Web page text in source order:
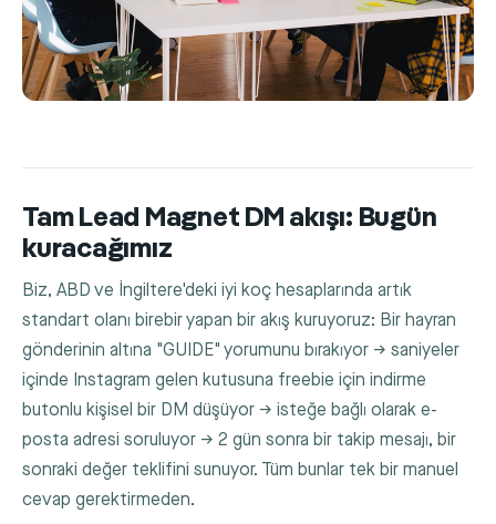
Tam Lead Magnet DM akışı: Bugün
kuracağımız
Biz, ABD ve İngiltere'deki iyi koç hesaplarında artık
standart olanı birebir yapan bir akış kuruyoruz: Bir hayran
gönderinin altına "GUIDE" yorumunu bırakıyor → saniyeler
içinde Instagram gelen kutusuna freebie için indirme
butonlu kişisel bir DM düşüyor → isteğe bağlı olarak e-
posta adresi soruluyor → 2 gün sonra bir takip mesajı, bir
sonraki değer teklifini sunuyor. Tüm bunlar tek bir manuel
cevap gerektirmeden.